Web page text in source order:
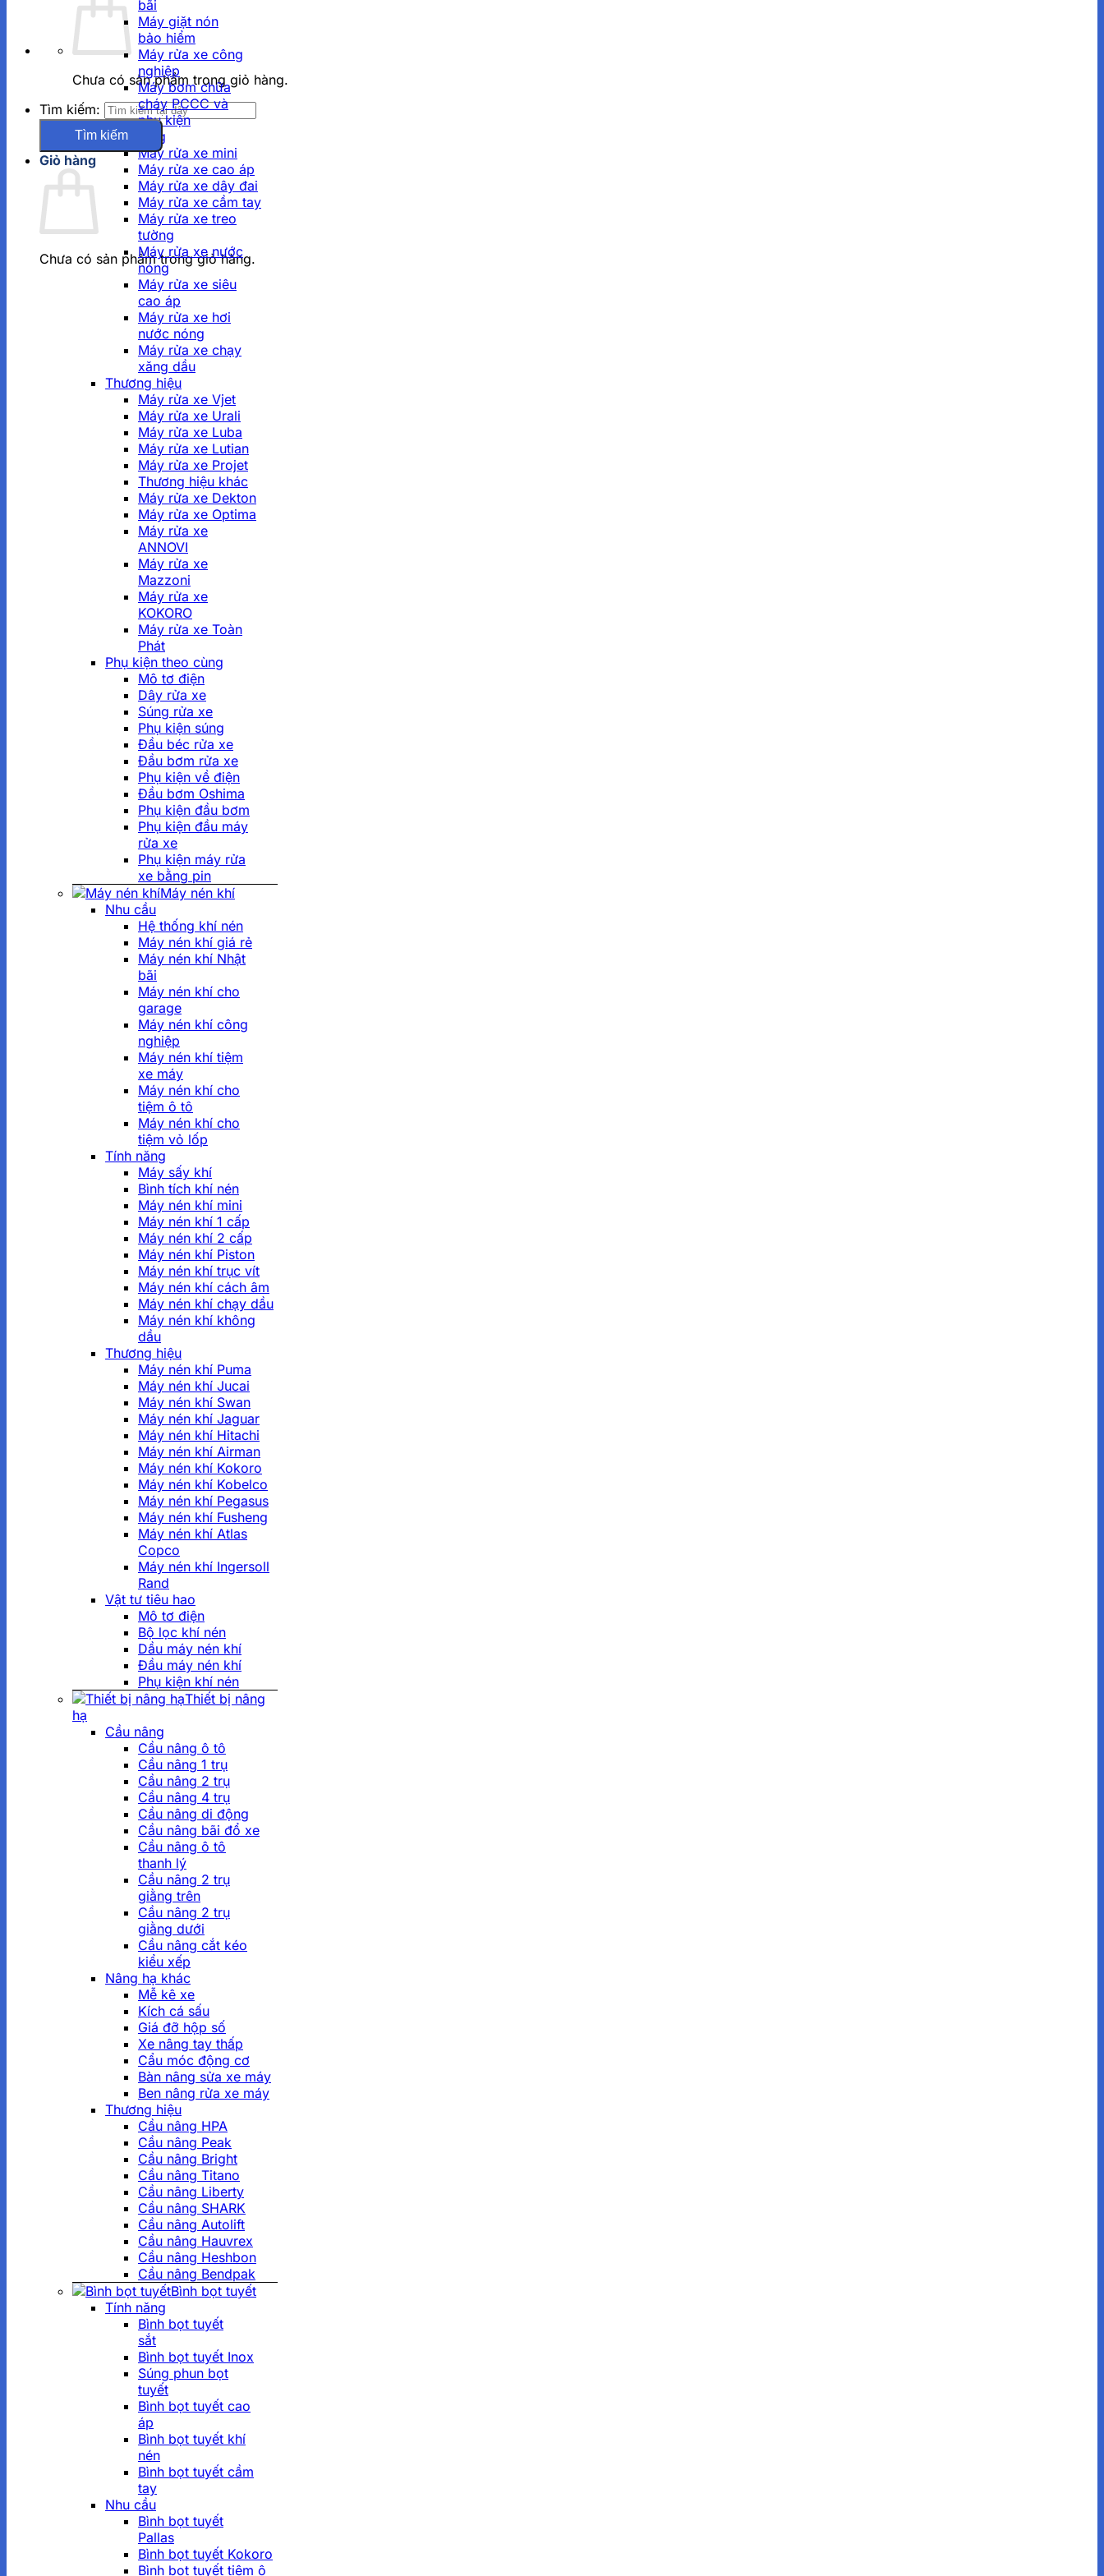
Chưa có sản phẩm trong giỏ hàng.
Tìm kiếm:
Giỏ hàng
Chưa có sản phẩm trong giỏ hàng.
bãi
Máy giặt nón
bảo hiểm
Máy rửa xe công
nghiệp
Máy bơm chữa
cháy PCCC và
phụ kiện
Tính năng
Máy rửa xe mini
Máy rửa xe cao áp
Máy rửa xe dây đai
Máy rửa xe cầm tay
Máy rửa xe treo
tường
Máy rửa xe nước
nóng
Máy rửa xe siêu
cao áp
Máy rửa xe hơi
nước nóng
Máy rửa xe chạy
xăng dầu
Thương hiệu
Máy rửa xe Vjet
Máy rửa xe Urali
Máy rửa xe Luba
Máy rửa xe Lutian
Máy rửa xe Projet
Thương hiệu khác
Máy rửa xe Dekton
Máy rửa xe Optima
Máy rửa xe
ANNOVI
Máy rửa xe
Mazzoni
Máy rửa xe
KOKORO
Máy rửa xe Toàn
Phát
Phụ kiện theo cùng
Mô tơ điện
Dây rửa xe
Súng rửa xe
Phụ kiện súng
Đầu béc rửa xe
Đầu bơm rửa xe
Phụ kiện về điện
Đầu bơm Oshima
Phụ kiện đầu bơm
Phụ kiện đầu máy
rửa xe
Phụ kiện máy rửa
xe bằng pin
Máy nén khí
Nhu cầu
Hệ thống khí nén
Máy nén khí giá rẻ
Máy nén khí Nhật
bãi
Máy nén khí cho
garage
Máy nén khí công
nghiệp
Máy nén khí tiệm
xe máy
Máy nén khí cho
tiệm ô tô
Máy nén khí cho
tiệm vỏ lốp
Tính năng
Máy sấy khí
Bình tích khí nén
Máy nén khí mini
Máy nén khí 1 cấp
Máy nén khí 2 cấp
Máy nén khí Piston
Máy nén khí trục vít
Máy nén khí cách âm
Máy nén khí chạy dầu
Máy nén khí không
dầu
Thương hiệu
Máy nén khí Puma
Máy nén khí Jucai
Máy nén khí Swan
Máy nén khí Jaguar
Máy nén khí Hitachi
Máy nén khí Airman
Máy nén khí Kokoro
Máy nén khí Kobelco
Máy nén khí Pegasus
Máy nén khí Fusheng
Máy nén khí Atlas
Copco
Máy nén khí Ingersoll
Rand
Vật tư tiêu hao
Mô tơ điện
Bộ lọc khí nén
Dầu máy nén khí
Đầu máy nén khí
Phụ kiện khí nén
Thiết bị nâng
hạ
Cầu nâng
Cầu nâng ô tô
Cầu nâng 1 trụ
Cầu nâng 2 trụ
Cầu nâng 4 trụ
Cầu nâng di động
Cầu nâng bãi đổ xe
Cầu nâng ô tô
thanh lý
Cầu nâng 2 trụ
giằng trên
Cầu nâng 2 trụ
giằng dưới
Cầu nâng cắt kéo
kiểu xếp
Nâng hạ khác
Mễ kê xe
Kích cá sấu
Giá đỡ hộp số
Xe nâng tay thấp
Cẩu móc động cơ
Bàn nâng sửa xe máy
Ben nâng rửa xe máy
Thương hiệu
Cầu nâng HPA
Cầu nâng Peak
Cầu nâng Bright
Cầu nâng Titano
Cầu nâng Liberty
Cầu nâng SHARK
Cầu nâng Autolift
Cầu nâng Hauvrex
Cầu nâng Heshbon
Cầu nâng Bendpak
Bình bọt tuyết
Tính năng
Bình bọt tuyết
sắt
Bình bọt tuyết Inox
Súng phun bọt
tuyết
Bình bọt tuyết cao
áp
Bình bọt tuyết khí
nén
Bình bọt tuyết cầm
tay
Nhu cầu
Bình bọt tuyết
Pallas
Bình bọt tuyết Kokoro
Bình bọt tuyết tiệm ô